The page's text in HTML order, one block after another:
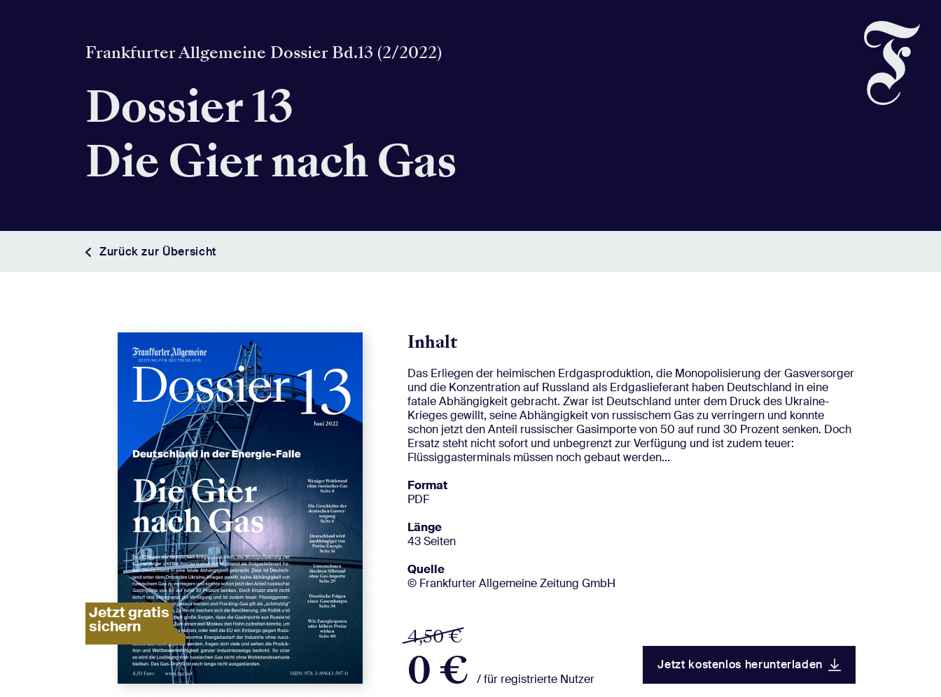
Frankfurter Allgemeine Dossier Bd.13 (2/2022)
Dossier 13
Die Gier nach Gas
Zurück zur Übersicht
Jetzt gratis
sichern
Inhalt
Das Erliegen der heimischen Erdgasproduktion, die Monopolisierung der Gasversorger
und die Konzentration auf Russland als Erdgaslieferant haben Deutschland in eine
fatale Abhängigkeit gebracht. Zwar ist Deutschland unter dem Druck des Ukraine-
Krieges gewillt, seine Abhängigkeit von russischem Gas zu verringern und konnte
schon jetzt den Anteil russischer Gasimporte von 50 auf rund 30 Prozent senken. Doch
Ersatz steht nicht sofort und unbegrenzt zur Verfügung und ist zudem teuer:
Flüssiggasterminals müssen noch gebaut werden...
Format
PDF
Länge
43 Seiten
Quelle
© Frankfurter Allgemeine Zeitung GmbH
4,50 €
0 € / für registrierte Nutzer
Jetzt kostenlos herunterladen